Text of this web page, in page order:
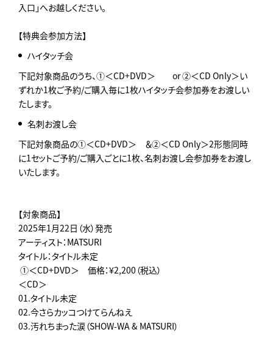
入口」へお越しください。
【特典会参加方法】
ハイタッチ会
下記対象商品のうち、①＜CD+DVD＞ or ②＜CD Only＞い
ずれか1枚ご予約/ご購入毎に1枚ハイタッチ会参加券をお渡しい
たします。
名刺お渡し会
下記対象商品の①＜CD+DVD＞ ＆②＜CD Only＞2形態同時
に1セットご予約/ご購入ごとに1枚、名刺お渡し会参加券をお渡し
いたします。
【対象商品】
2025年1月22日（水）発売
アーティスト：MATSURI
タイトル：タイトル未定
①＜CD+DVD＞ 価格：¥2,200（税込）
＜CD＞
01.タイトル未定
02.今さらカッコつけてらんねえ
03.汚れちまった涙（SHOW-WA & MATSURI）